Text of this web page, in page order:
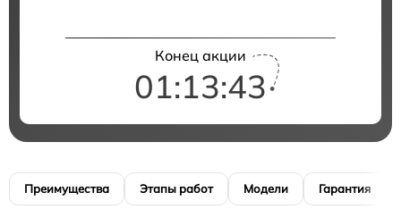
Конец акции
01:13:42
Преимущества Этапы работ Модели Гарантия